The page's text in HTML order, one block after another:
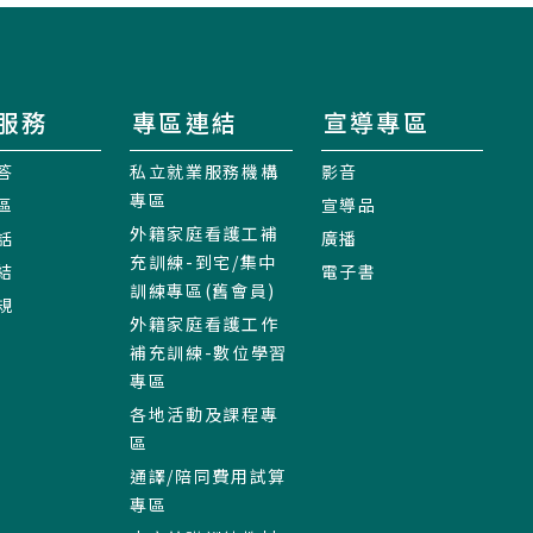
務 專區連結
私立就業服務機構
專區
外籍家庭看護工補
充訓練-到宅/集中
訓練專區(舊會員)
外籍家庭看護工作
補充訓練-數位學習
專區
各地活動及課程專
區
通譯/陪同費用試算
專區
宣導專區
影音
宣導品
廣播
電子書